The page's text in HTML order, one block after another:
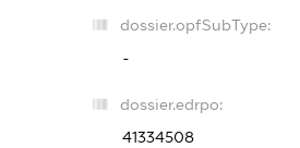
dossier.opfSubType:
-
dossier.edrpo:
41334508